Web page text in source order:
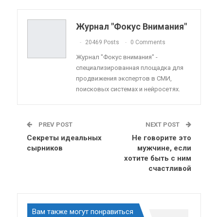
Telegram VK Viber
Linkedin Tumblr
Журнал "Фокус Внимания"
20469 Posts 0 Comments
Журнал "Фокус внимания" -
специализированная площадка для
продвижения экспертов в СМИ,
поисковых системах и нейросетях.
PREV POST
Секреты идеальных
сырников
NEXT POST
Не говорите это
мужчине, если
хотите быть с ним
счастливой
Вам также могут понравиться